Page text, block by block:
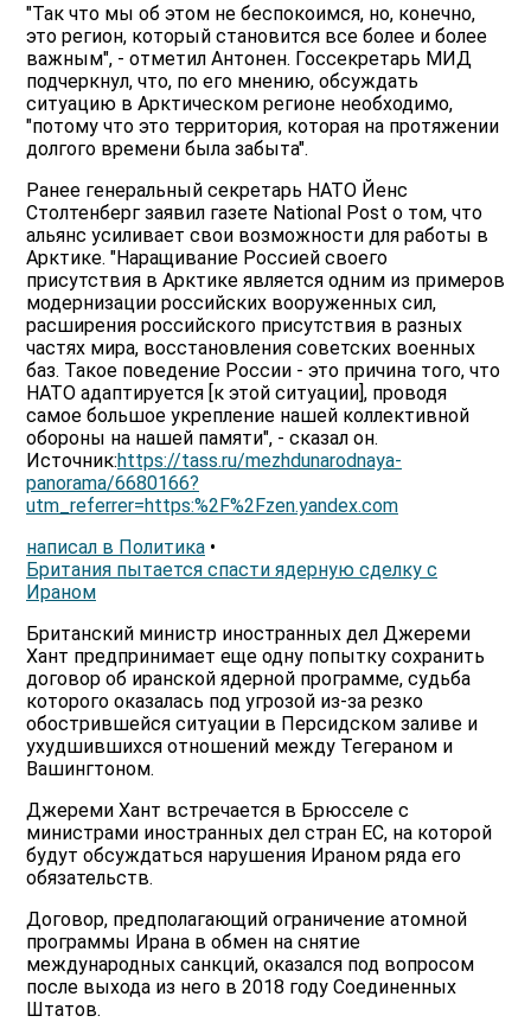
"Так что мы об этом не беспокоимся, но, конечно,
это регион, который становится все более и более
важным", - отметил Антонен. Госсекретарь МИД
подчеркнул, что, по его мнению, обсуждать
ситуацию в Арктическом регионе необходимо,
"потому что это территория, которая на протяжении
долгого времени была забыта".
Ранее генеральный секретарь НАТО Йенс
Столтенберг заявил газете National Post о том, что
альянс усиливает свои возможности для работы в
Арктике. "Наращивание Россией своего
присутствия в Арктике является одним из примеров
модернизации российских вооруженных сил,
расширения российского присутствия в разных
частях мира, восстановления советских военных
баз. Такое поведение России - это причина того, что
НАТО адаптируется [к этой ситуации], проводя
самое большое укрепление нашей коллективной
обороны на нашей памяти", - сказал он.
Источник:https://tass.ru/mezhdunarodnaya-
panorama/6680166?
utm_referrer=https:%2F%2Fzen.yandex.com
написал в Политика •
Британия пытается спасти ядерную сделку с
Ираном
Британский министр иностранных дел Джереми
Хант предпринимает еще одну попытку сохранить
договор об иранской ядерной программе, судьба
которого оказалась под угрозой из-за резко
обострившейся ситуации в Персидском заливе и
ухудшившихся отношений между Тегераном и
Вашингтоном.
Джереми Хант встречается в Брюсселе с
министрами иностранных дел стран ЕС, на которой
будут обсуждаться нарушения Ираном ряда его
обязательств.
Договор, предполагающий ограничение атомной
программы Ирана в обмен на снятие
международных санкций, оказался под вопросом
после выхода из него в 2018 году Соединенных
Штатов.